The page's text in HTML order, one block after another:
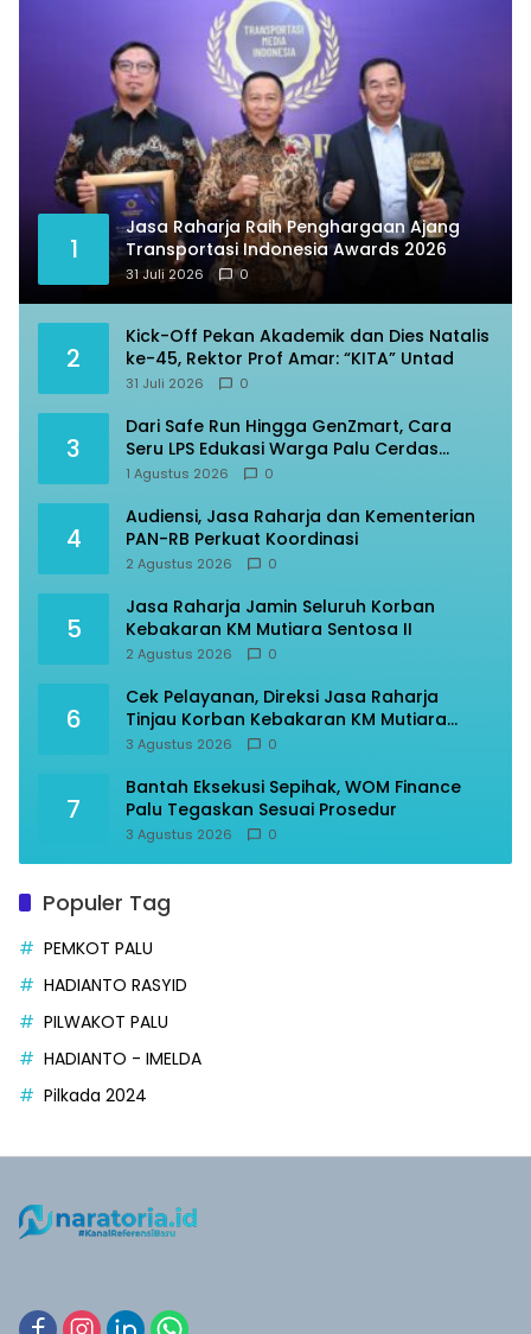
1
Jasa Raharja Raih Penghargaan Ajang
Transportasi Indonesia Awards 2026
31 Juli 2026 0
2
Kick-Off Pekan Akademik dan Dies Natalis
ke-45, Rektor Prof Amar: “KITA” Untad
31 Juli 2026 0
3
Dari Safe Run Hingga GenZmart, Cara
Seru LPS Edukasi Warga Palu Cerdas
Finansial
1 Agustus 2026 0
4
Audiensi, Jasa Raharja dan Kementerian
PAN-RB Perkuat Koordinasi
2 Agustus 2026 0
5
Jasa Raharja Jamin Seluruh Korban
Kebakaran KM Mutiara Sentosa II
2 Agustus 2026 0
6
Cek Pelayanan, Direksi Jasa Raharja
Tinjau Korban Kebakaran KM Mutiara
Sentosa II
3 Agustus 2026 0
7
Bantah Eksekusi Sepihak, WOM Finance
Palu Tegaskan Sesuai Prosedur
3 Agustus 2026 0
Populer Tag
PEMKOT PALU
HADIANTO RASYID
PILWAKOT PALU
HADIANTO - IMELDA
Pilkada 2024